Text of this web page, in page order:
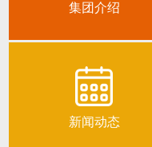
集团介绍
新闻动态